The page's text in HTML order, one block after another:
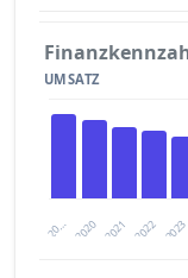
UMSATZ
20… 2021 2023
2020 2022